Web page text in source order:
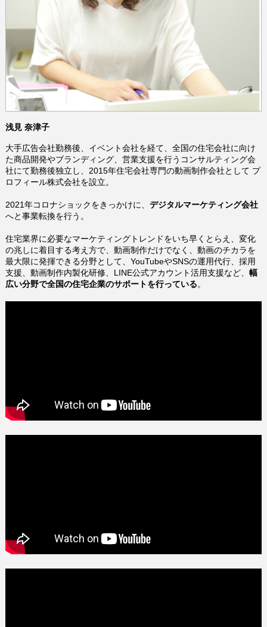
浅見 奈津子
大手広告会社勤務後、イベント会社を経て、全国の住宅会社に向け
た商品開発やブランディング、営業支援を行うコンサルティング会
社にて勤務後独立し、2015年住宅会社専門の動画制作会社として プ
ロフィール株式会社を設立。
2021年コロナショックをきっかけに、 デジタルマーケティング会社
へと事業転換を行う。
住宅業界に必要なマーケティングトレンドをいち早くとらえ、 変化
の兆しに着目する考え方で、 動画制作だけでなく、動画のチカラを
最大限に発揮できる分野として、YouTubeやSNSの運用代行、採用
支援、動画制作内製化研修、LINE公式アカウント活用支援など、 幅
広い分野で全国の住宅企業のサポートを行っている。